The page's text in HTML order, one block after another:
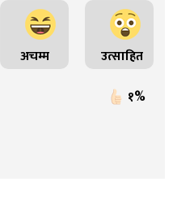
अचम्म उत्साहित
१%